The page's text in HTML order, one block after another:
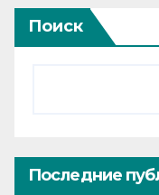
Поиск
Последние